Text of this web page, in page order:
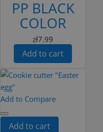
PP BLACK
COLOR
zł7.99
Add to cart
Add to Compare
Add to cart